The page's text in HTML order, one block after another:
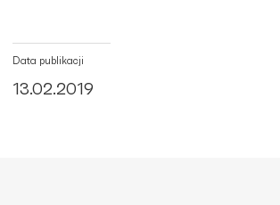
Data publikacji
13.02.2019